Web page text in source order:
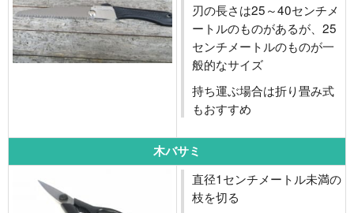
刃の長さは25～40センチメ
ートルのものがあるが、25
センチメートルのものが一
般的なサイズ
持ち運ぶ場合は折り畳み式
もおすすめ
木バサミ
直径1センチメートル未満の
枝を切る